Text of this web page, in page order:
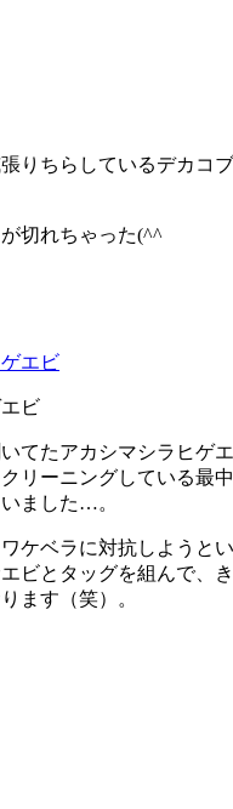
りちらしているデカコ
切れちゃった(^^ゞ
ビ
てたアカシマシラヒゲ
リーニングしている最
ました…。
ケベラに対抗しようと
ビとタッグを組んで、
ます（笑）。